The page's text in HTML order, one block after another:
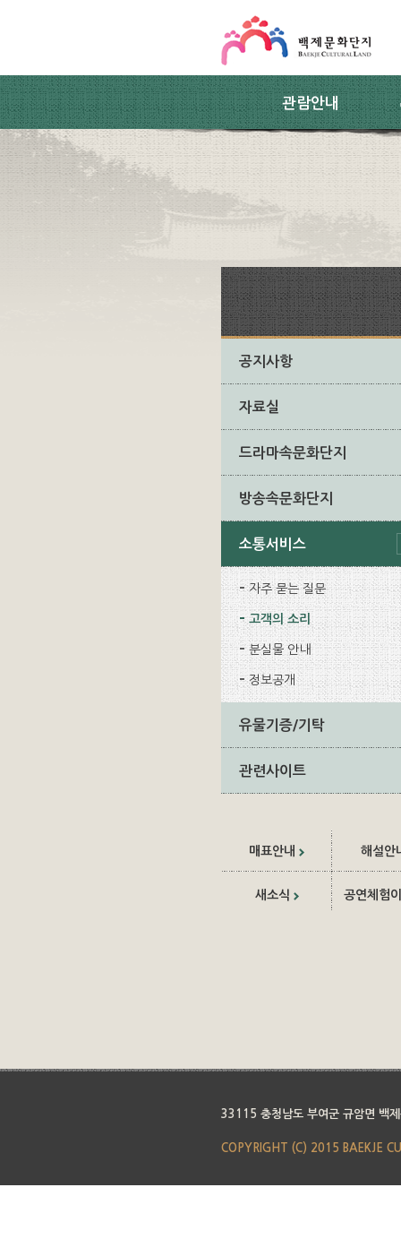
관람안내
공지사항
자료실
드라마속문화단지
방송속문화단지
소통서비스
자주 묻는 질문
고객의 소리
분실물 안내
정보공개
유물기증/기탁
관련사이트
매표안내 해설안
새소식 공연체험
33115 충청남도 부여군 규암면 백
COPYRIGHT (C) 2015 BAEKJE